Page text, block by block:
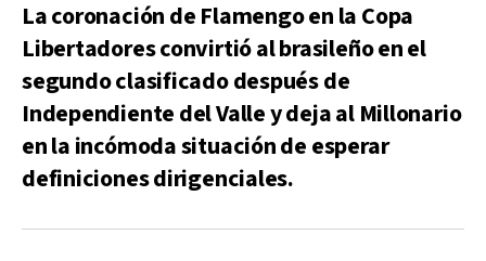
La coronación de Flamengo en la Copa
Libertadores convirtió al brasileño en el
segundo clasificado después de
Independiente del Valle y deja al Millonario
en la incómoda situación de esperar
definiciones dirigenciales.